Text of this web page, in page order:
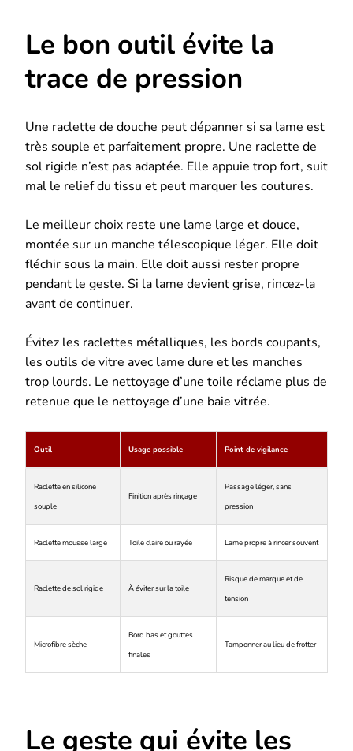
Le bon outil évite la
trace de pression
Une raclette de douche peut dépanner si sa lame est
très souple et parfaitement propre. Une raclette de
sol rigide n’est pas adaptée. Elle appuie trop fort, suit
mal le relief du tissu et peut marquer les coutures.
Le meilleur choix reste une lame large et douce,
montée sur un manche télescopique léger. Elle doit
fléchir sous la main. Elle doit aussi rester propre
pendant le geste. Si la lame devient grise, rincez-la
avant de continuer.
Évitez les raclettes métalliques, les bords coupants,
les outils de vitre avec lame dure et les manches
trop lourds. Le nettoyage d’une toile réclame plus de
retenue que le nettoyage d’une baie vitrée.
Outil Usage possible Point de vigilance
Raclette en silicone
souple
Finition après rinçage
Passage léger, sans
pression
Raclette mousse large Toile claire ou rayée Lame propre à rincer souvent
Raclette de sol rigide À éviter sur la toile
Risque de marque et de
tension
Microfibre sèche
Bord bas et gouttes
finales
Tamponner au lieu de frotter
Le geste qui évite les